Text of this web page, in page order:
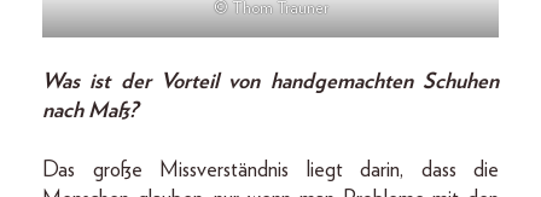
© Thom Trauner
Was ist der Vorteil von handgemachten Schuhen
nach Maß?
Das große Missverständnis liegt darin, dass die